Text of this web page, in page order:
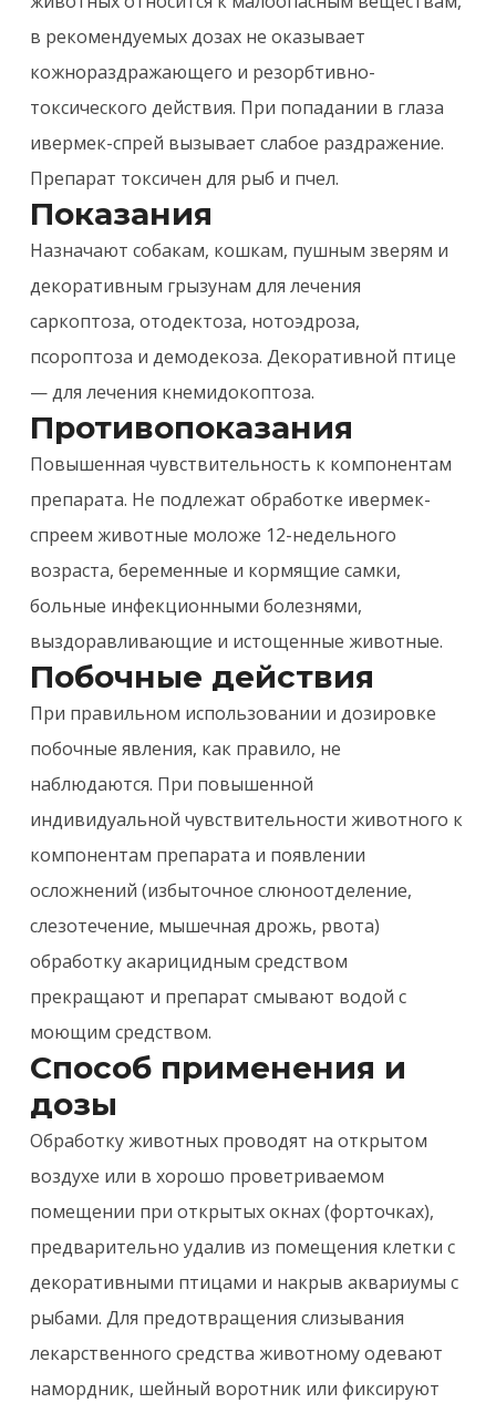
в рекомендуемых дозах не оказывает
кожнораздражающего и резорбтивно-
токсического действия. При попадании в глаза
ивермек-спрей вызывает слабое раздражение.
Препарат токсичен для рыб и пчел.
Показания
Назначают собакам, кошкам, пушным зверям и
декоративным грызунам для лечения
саркоптоза, отодектоза, нотоэдроза,
псороптоза и демодекоза. Декоративной птице
— для лечения кнемидокоптоза.
Противопоказания
Повышенная чувствительность к компонентам
препарата. Не подлежат обработке ивермек-
спреем животные моложе 12-недельного
возраста, беременные и кормящие самки,
больные инфекционными болезнями,
выздоравливающие и истощенные животные.
Побочные действия
При правильном использовании и дозировке
побочные явления, как правило, не
наблюдаются. При повышенной
индивидуальной чувствительности животного к
компонентам препарата и появлении
осложнений (избыточное слюноотделение,
слезотечение, мышечная дрожь, рвота)
обработку акарицидным средством
прекращают и препарат смывают водой с
моющим средством.
Способ применения и
дозы
Обработку животных проводят на открытом
воздухе или в хорошо проветриваемом
помещении при открытых окнах (форточках),
предварительно удалив из помещения клетки с
декоративными птицами и накрыв аквариумы с
рыбами. Для предотвращения слизывания
лекарственного средства животному одевают
намордник, шейный воротник или фиксируют